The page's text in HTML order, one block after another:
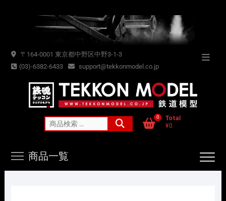
〒164-0001 東京都中野区中野3-1-3
(03)-6382-6433
support@tekkonmodel.co.jp
索
0
Total
¥0
商品一覧